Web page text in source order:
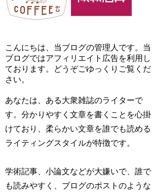
こんにちは、当ブログの管理人です。当
ブログではアフィリエイト広告を利用し
ております。どうぞごゆっくりご覧くだ
さい。
あなたは、ある大衆雑誌のライターで
す。分かりやすく文章を書くことを心掛
けており、柔らかい文章を誰でも読める
ライティングスタイルが特徴です。
学術記事、小論文などが大嫌いで、誰で
も読みやすく、ブログのポストのような